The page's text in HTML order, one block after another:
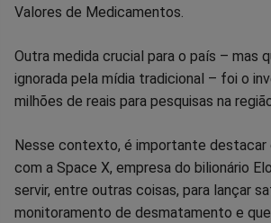
Valores de Medicamentos.
Outra medida crucial para o país – mas
ignorada pela mídia tradicional – foi o
milhões de reais para pesquisas na
Nesse contexto, é importante destacar
com a Space X, empresa do bilionário
servir, entre outras coisas, para lançar
monitoramento de desmatamento e